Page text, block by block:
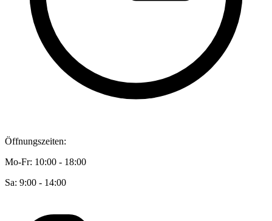
Öffnungszeiten:
Mo-Fr: 10:00 - 18:00
Sa: 9:00 - 14:00